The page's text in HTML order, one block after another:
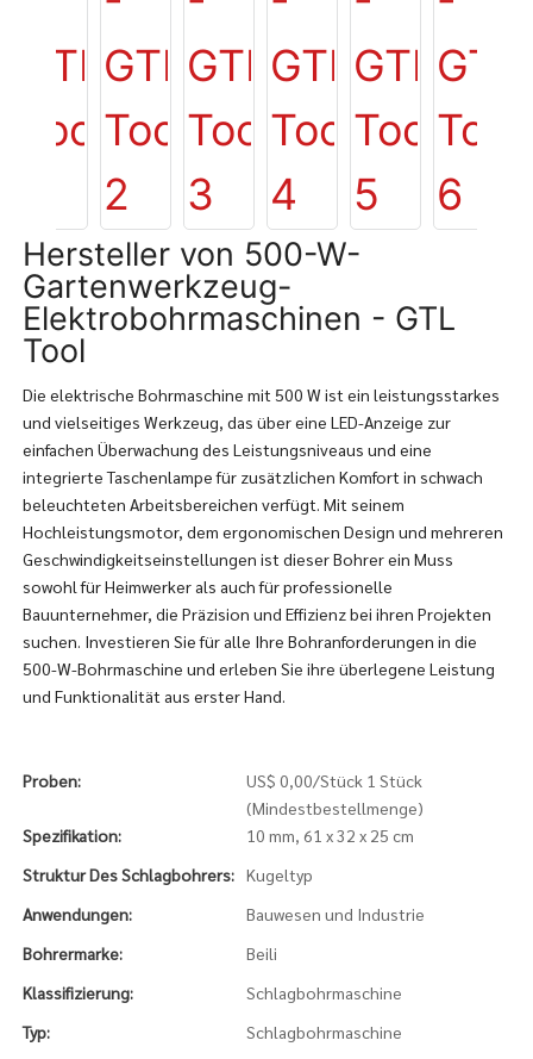
Hersteller von 500-W-
Gartenwerkzeug-
Elektrobohrmaschinen - GTL
Tool
Die elektrische Bohrmaschine mit 500 W ist ein leistungsstarkes
und vielseitiges Werkzeug, das über eine LED-Anzeige zur
einfachen Überwachung des Leistungsniveaus und eine
integrierte Taschenlampe für zusätzlichen Komfort in schwach
beleuchteten Arbeitsbereichen verfügt. Mit seinem
Hochleistungsmotor, dem ergonomischen Design und mehreren
Geschwindigkeitseinstellungen ist dieser Bohrer ein Muss
sowohl für Heimwerker als auch für professionelle
Bauunternehmer, die Präzision und Effizienz bei ihren Projekten
suchen. Investieren Sie für alle Ihre Bohranforderungen in die
500-W-Bohrmaschine und erleben Sie ihre überlegene Leistung
und Funktionalität aus erster Hand.
Proben:
US$ 0,00/Stück 1 Stück
(Mindestbestellmenge)
Spezifikation:
10 mm, 61 x 32 x 25 cm
Struktur Des Schlagbohrers: Kugeltyp
Anwendungen:
Bauwesen und Industrie
Bohrermarke:
Beili
Klassifizierung:
Schlagbohrmaschine
Typ:
Schlagbohrmaschine